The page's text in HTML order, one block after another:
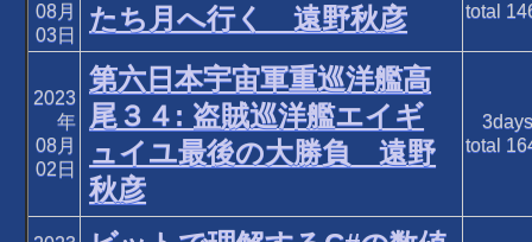
08月
03日
たち月へ行く 遠野秋彦
total
2023
年
08月
02日
第六日本宇宙軍重巡洋艦高
尾３４: 盗賊巡洋艦エイギ
ュイユ最後の大勝負 遠野
秋彦
total